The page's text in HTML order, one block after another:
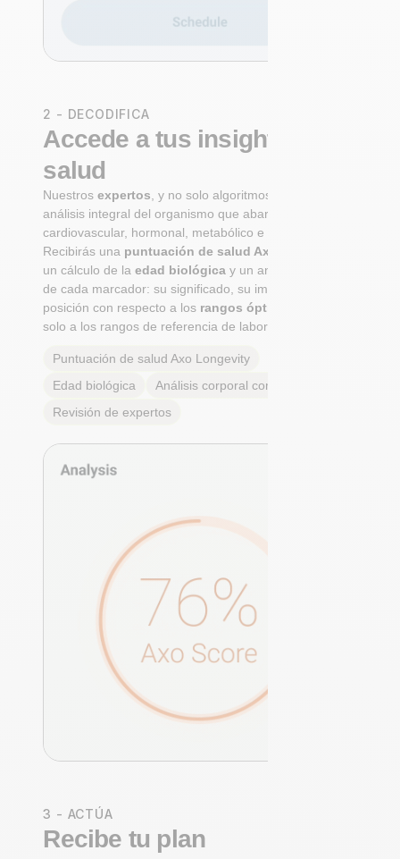
2 - DECODIFICA
Accede a tus insights de
salud
Nuestrosexpertos , y no solo algoritmos, realizan un
análisis integral del organismo que abarca los sistemas
cardiovascular, hormonal, metabólico e inmunitario.
Recibirás una puntuación de salud Axo Longevity
un cálculo de laedad biológica y un análisis completo
de cada marcador: su significado, su importancia y tu
posición con respecto a los rangos óptimos reales
solo a los rangos de referencia de laboratorio.
Puntuación de salud Axo Longevity
Edad biológica
Análisis corporal completo
Revisión de expertos
3 - ACTÚA
Recibe tu plan